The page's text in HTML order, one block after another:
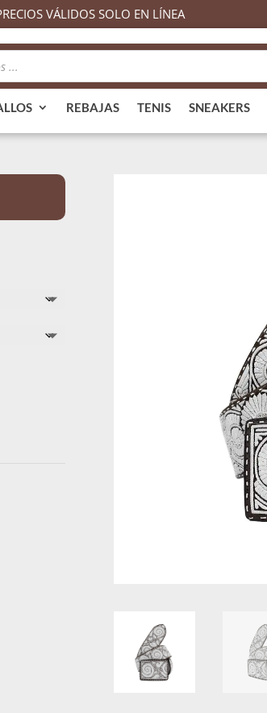
VÁLIDOS SOLO EN LÍNEA
REBAJAS TENIS SNEAKERS